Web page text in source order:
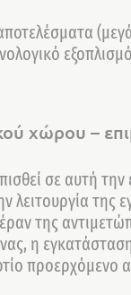
χώρου –
σε αυτή την
λειτουργία της
της
η
προερχόμενο